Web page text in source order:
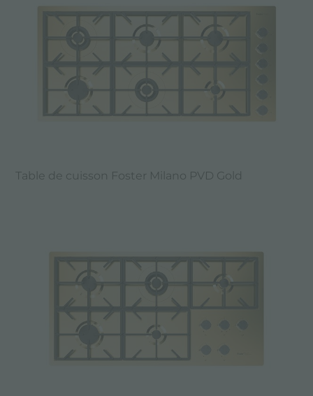
Table de cuisson Foster Milano PVD Gold